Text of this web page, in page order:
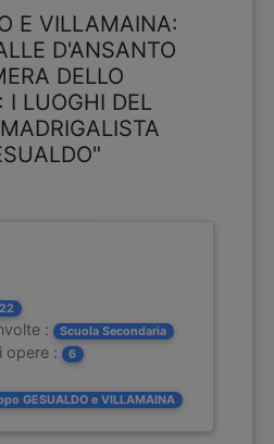
E VILLAMAINA:
D'ANSANTO
DELLO
I LUOGHI DEL
: Scuola Secondaria
opere : 6
GESUALDO e VILLAMAINA